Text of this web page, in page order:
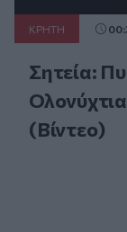
ΚΡΗΤΗ
Σητεία:
(Βίντεο)